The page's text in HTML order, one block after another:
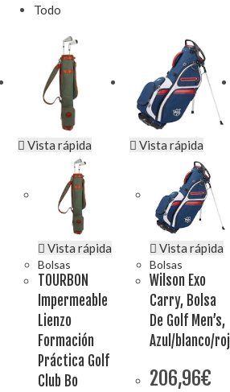
Todo
Vista rápida
Vista rápida
Bolsas
TOURBON
Impermeable
Lienzo
Formación
Práctica Golf
Club Bo
Vista rápida
Vista rápida
Bolsas
Wilson Exo
Carry, Bolsa
De Golf Men’s,
Azul/blanco/roj
206,96€